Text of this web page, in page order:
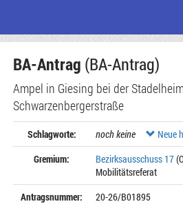
Seiteninhalt
BA-Antrag (BA-Antrag)
Ampel in Giesing bei der
Schwarzenbergerstraße
Schlagworte: noch keine
Neue
Gremium:
Bezirksausschuss 17
Mobilitätsreferat
Antragsnummer:
20-26/B01895